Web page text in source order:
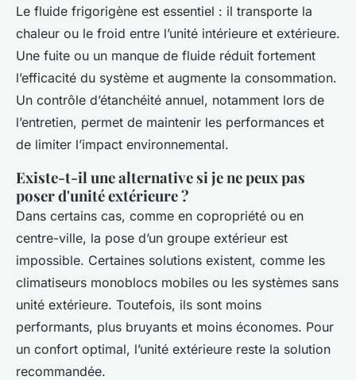
Le fluide frigorigène est essentiel : il transporte la
chaleur ou le froid entre l’unité intérieure et extérieure.
Une fuite ou un manque de fluide réduit fortement
l’efficacité du système et augmente la consommation.
Un contrôle d’étanchéité annuel, notamment lors de
l’entretien, permet de maintenir les performances et
de limiter l’impact environnemental.
Existe-t-il une alternative si je ne peux pas
poser d'unité extérieure ?
Dans certains cas, comme en copropriété ou en
centre-ville, la pose d’un groupe extérieur est
impossible. Certaines solutions existent, comme les
climatiseurs monoblocs mobiles ou les systèmes sans
unité extérieure. Toutefois, ils sont moins
performants, plus bruyants et moins économes. Pour
un confort optimal, l’unité extérieure reste la solution
recommandée.